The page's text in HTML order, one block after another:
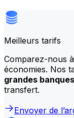
Meilleurs tarifs
Comparez-nous
économies. Nos
grandes banques
transfert.
Envoyer de